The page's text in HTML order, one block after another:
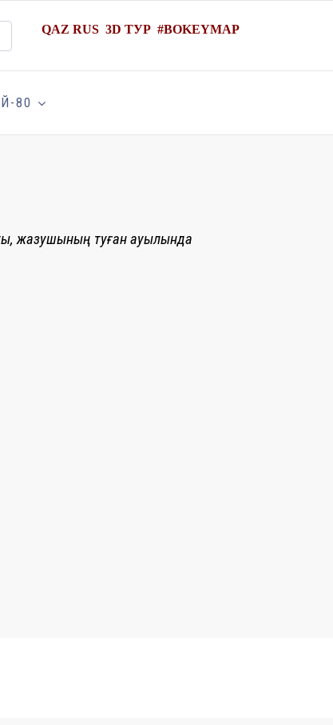
QAZ RUS 3D ТУР #BOKEYMAP
80
жазушының туған ауылында